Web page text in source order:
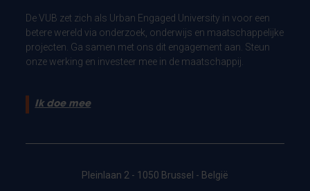
De VUB zet zich als Urban Engaged University in voor een
betere wereld via onderzoek, onderwijs en maatschappelijke
projecten. Ga samen met ons dit engagement aan. Steun
onze werking en investeer mee in de maatschappij.
Ik doe mee
Pleinlaan 2 - 1050 Brussel - België